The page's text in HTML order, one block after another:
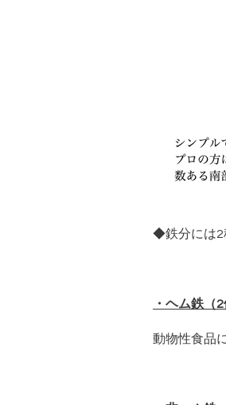
◆鉄分には2
・ヘム鉄（
動物性食品